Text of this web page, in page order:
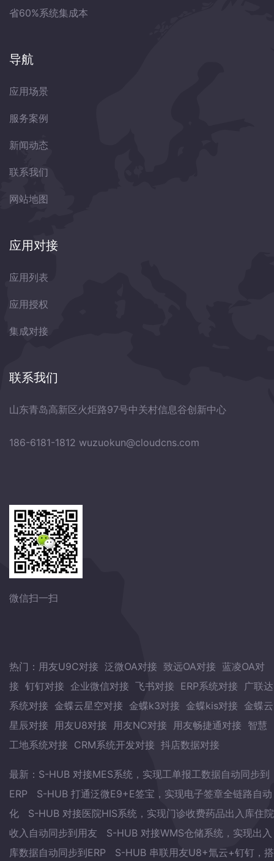
省60%系统集成本
导航
应用场景
服务案例
新闻动态
联系我们
网站地图
应用对接
应用列表
应用授权
集成对接
联系我们
山东青岛高新区火炬路97号中关村信息谷创新中心
186-6181-1812 wuzuokun@cloudcns.com
微信扫一扫
热门： 用友U9C对接 泛微OA对接 致远OA对接 蓝凌OA对
接 钉钉对接 企业微信对接 飞书对接 ERP系统对接 广联达
系统对接 金蝶云星空对接 金蝶k3对接 金蝶kis对接 金蝶云
星辰对接 用友U8对接 用友NC对接 用友畅捷通对接 智慧
工地系统对接 CRM系统开发对接 抖店数据对接
最新： S-HUB 对接MES系统，实现工单报工数据自动同步到
ERP
S-HUB 打通泛微E9+E签宝，实现电子签章全链路自动
化
S-HUB 对接医院HIS系统，实现门诊收费药品出入库住院
收入自动同步到用友
S-HUB 对接WMS仓储系统，实现出入
库数据自动同步到ERP
S-HUB 串联用友U8+氚云+钉钉，搭